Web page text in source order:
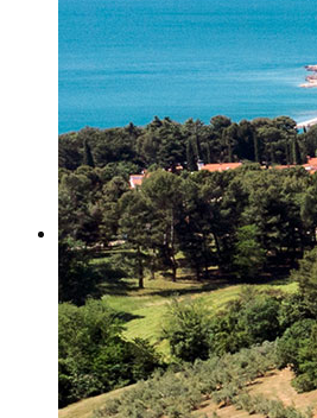
Zavod za ekonomiku i razvoj
Zavod za turizam
Pokusno poljoprivredno
Zaposlenici
Euraxess
Misija i vizija
Upravno Vijeće
Rad Upravnog vijeća
Znanstveno Vijeće
Rad Znanstvenog vijeća
Etičko povjerenstvo
Etički kodeks
Financiranje
Proračun
Potpore
PROGRAMSKO FINANCIRANJE